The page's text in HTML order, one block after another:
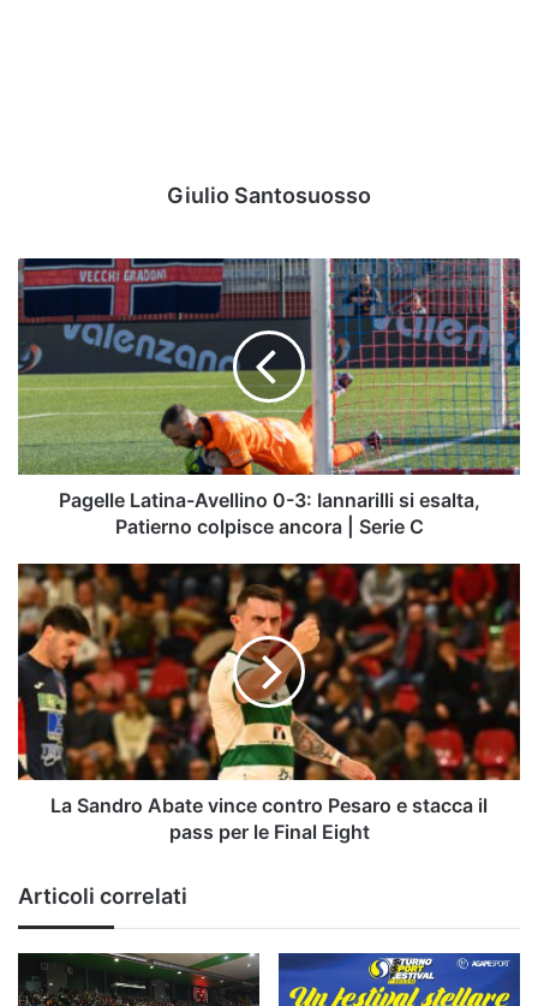
Giulio Santosuosso
Pagelle
Latina-
Avellino
0-
3:
Iannarilli
si
esalta,
Patierno
colpisce
Serie
C
Pagelle Latina-Avellino 0-3: Iannarilli si esalta,
Patierno colpisce ancora | Serie C
La
Sandro
Abate
vince
contro
Pesaro
e
stacca
il
Eight
La Sandro Abate vince contro Pesaro e stacca il
pass per le Final Eight
Articoli correlati